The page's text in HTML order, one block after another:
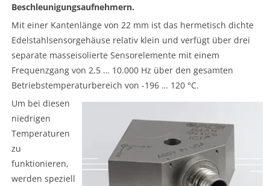
Beschleunigungsaufnehmern.
Mit einer Kantenlänge von 22 mm ist das hermetisch dichte
Edelstahlsensorgehäuse relativ klein und verfügt über drei
separate masseisolierte Sensorelemente mit einem
Frequenzgang von 2,5 … 10.000 Hz über den gesamten
Betriebstemperaturbereich von -196 … 120 °C.
Um bei diesen
niedrigen
Temperaturen
zu
funktionieren,
werden speziell